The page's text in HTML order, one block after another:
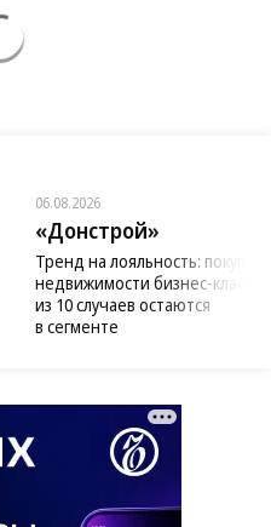
06.08.2026
«Донстрой»
Тренд на лояльность:
недвижимости бизнес-класса
из 10 случаев остаются
в сегменте